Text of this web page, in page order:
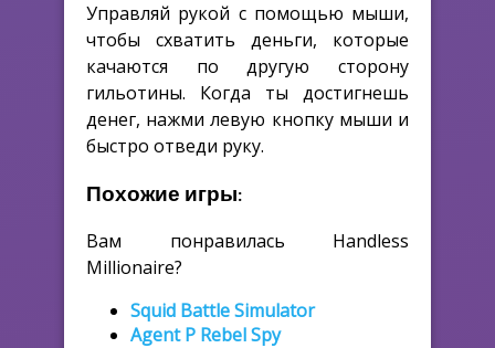
Управляй рукой с помощью мыши,
чтобы схватить деньги, которые
качаются по другую сторону
гильотины. Когда ты достигнешь
денег, нажми левую кнопку мыши и
быстро отведи руку.
Похожие игры:
Вам понравилась Handless
Millionaire?
Squid Battle Simulator
Agent P Rebel Spy